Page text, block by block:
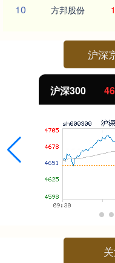
10 方邦股份
沪深
沪深300